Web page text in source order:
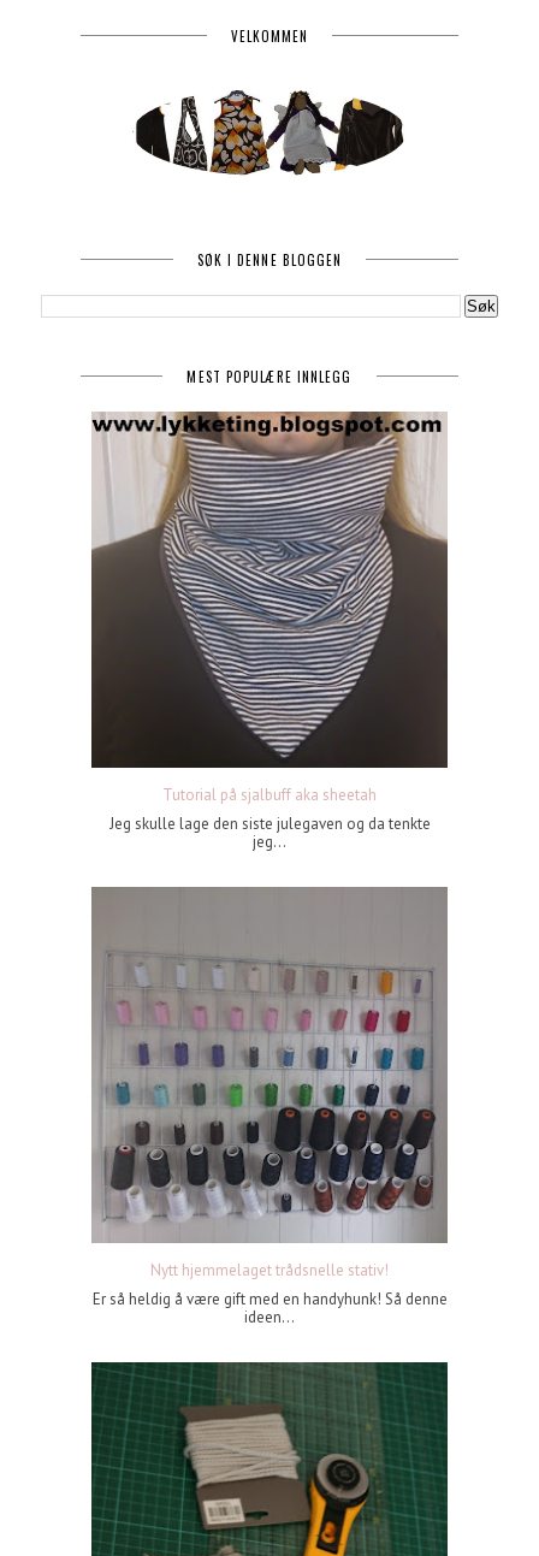
VELKOMMEN
SØK I DENNE BLOGGEN
MEST POPULÆRE INNLEGG
Tutorial på sjalbuff aka sheetah
Jeg skulle lage den siste julegaven og da tenkte
jeg...
Nytt hjemmelaget trådsnelle stativ!
Er så heldig å være gift med en handyhunk! Så denne
ideen...